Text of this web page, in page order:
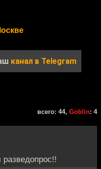
канал в Telegram
всего: 44, Goblin: 4